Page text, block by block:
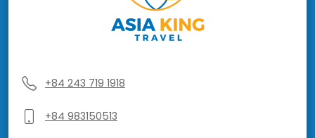
+84 243 719 1918
+84 983150513